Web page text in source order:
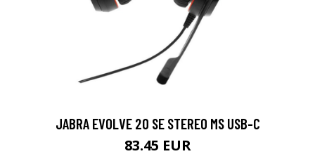
JABRA EVOLVE 20 SE STEREO MS USB-C
83.45 EUR